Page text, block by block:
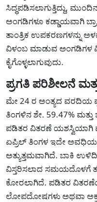
ಸಿದ್ಧಪಡಿಸಲಾಗುತ್ತಿದ್ದು,
ಅಂಗಡಿಗಳೂ ಕಡ್ಡಾಯವಾಗಿ
ತಾಂತ್ರಿಕ ಉಪಕರಣಗಳನ್ನು
ವಿಳಂಬ ಮಾಡುವ ಅಂಗಡಿಗಳ
ಕೈಗೊಳ್ಳಲಾಗುವುದು.
ಪ್ರಗತಿ ಪರಿಶೀಲನೆ
ಮೇ 24 ರ ಅಂತ್ಯದ ವರದಿಯ
ತಿಂಗಳಿನ ಶೇ. 59.47%
ಪಡಿತರ ವಿತರಣೆ ಯಶಸ್ವಿಯಾಗಿ
ಏಪ್ರಿಲ್ ತಿಂಗಳ ಇದೇ ಅವಧಿಯ
ಅತ್ಯುತ್ತಮವಾಗಿದೆ. ಬಾಕಿ
ವಿಸ್ತರಿಸಲಾದ ಸಮಯದೊಳಗೆ
ಕೋರಲಾಗಿದೆ. ಪಡಿತರ
ಲೋಪದೋಷಗಳು ಅಥವಾ